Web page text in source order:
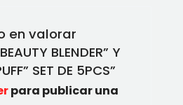
en valorar
BLENDER” Y
SET DE 5PCS”
para publicar una